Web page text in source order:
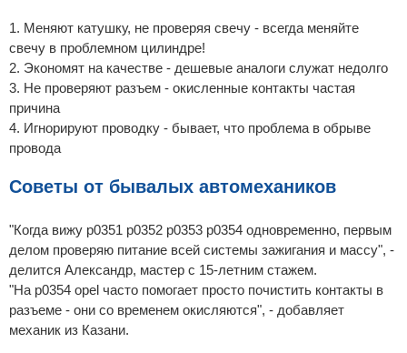
1. Меняют катушку, не проверяя свечу - всегда меняйте
свечу в проблемном цилиндре!
2. Экономят на качестве - дешевые аналоги служат недолго
3. Не проверяют разъем - окисленные контакты частая
причина
4. Игнорируют проводку - бывает, что проблема в обрыве
провода
Советы от бывалых автомехаников
"Когда вижу p0351 p0352 p0353 p0354 одновременно, первым
делом проверяю питание всей системы зажигания и массу", -
делится Александр, мастер с 15-летним стажем.
"На p0354 opel часто помогает просто почистить контакты в
разъеме - они со временем окисляются", - добавляет
механик из Казани.